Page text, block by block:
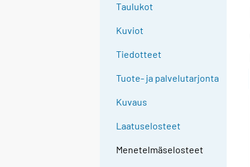
Taulukot
Kuviot
Tiedotteet
Tuote- ja palvelutarjonta
Kuvaus
Laatuselosteet
Menetelmäselosteet